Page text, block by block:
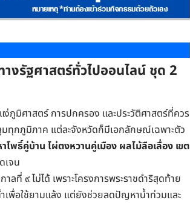
งรัฐศาสตร์ทั่วไปออนไลน์ ชุด 2
ง่ภูมิศาสตร์ การปกครอง และประวัติศาสตร์ที่ควร
ทุกภูมิภาค แต่ละจังหวัดก็มีเอกลักษณ์เฉพาะตัว
โพธิ์คู่บ้าน ไผ่ตงหวานคู่เมือง ผลไม้ลือเลื่อง เขต
เจน
๙ ไม่ได้ เพราะโครงการพระราชดำริสุดท้าย
เพื่อใช้ยามแล้ง แต่ยังช่วยลดปัญหาน้ำท่วมและ